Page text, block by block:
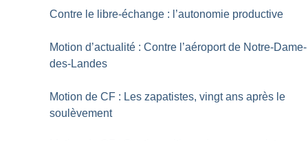
Contre le libre-échange : l’autonomie productive
Motion d’actualité : Contre l’aéroport de Notre-Dame-
des-Landes
Motion de CF : Les zapatistes, vingt ans après le
soulèvement